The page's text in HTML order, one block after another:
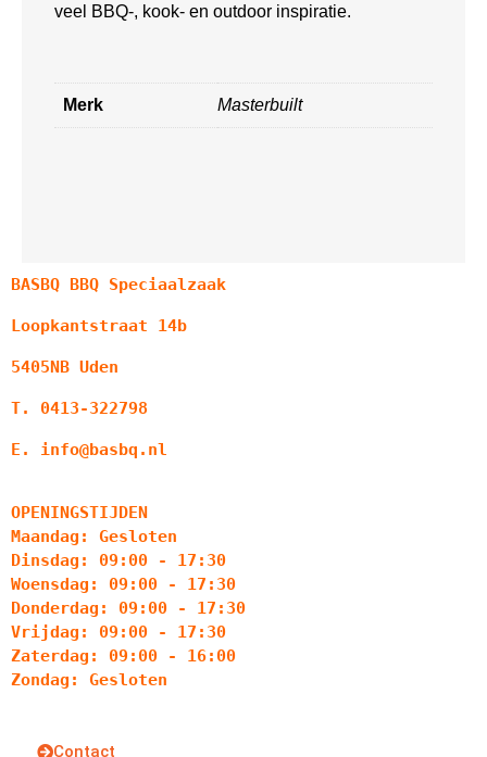
veel BBQ-, kook- en outdoor inspiratie.
Merk Masterbuilt
BASBQ BBQ Speciaalzaak
Loopkantstraat 14b
5405NB Uden
T. 0413-322798
E. info@basbq.nl
OPENINGSTIJDEN
Maandag: Gesloten
Dinsdag: 09:00 - 17:30
Woensdag: 09:00 - 17:30
Donderdag: 09:00 - 17:30
Vrijdag: 09:00 - 17:30
Zaterdag: 09:00 - 16:00
Zondag: Gesloten
Contact